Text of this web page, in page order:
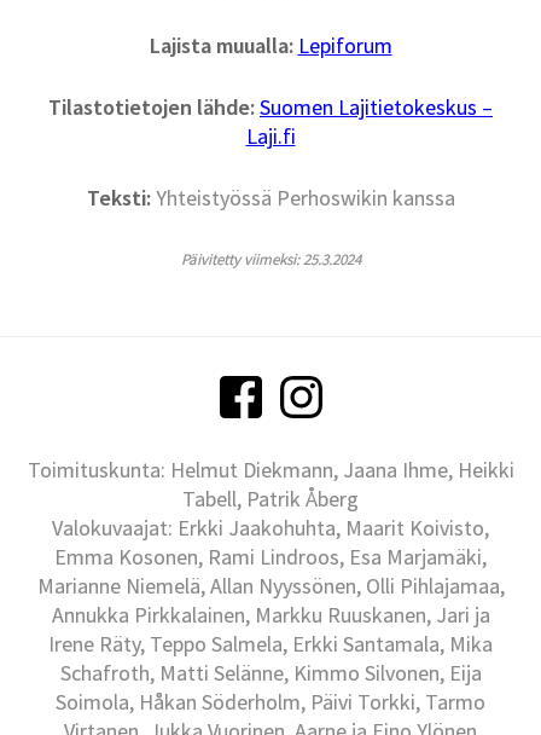
Lajista muualla: Lepiforum
Tilastotietojen lähde:Suomen Lajitietokeskus –
Laji.fi
Teksti:Yhteistyössä Perhoswikin kanssa
Päivitetty viimeksi: 25.3.2024
Toimituskunta: Helmut Diekmann, Jaana Ihme, Heikki
Tabell, Patrik Åberg
Valokuvaajat: Erkki Jaakohuhta, Maarit Koivisto,
Emma Kosonen, Rami Lindroos, Esa Marjamäki,
Marianne Niemelä, Allan Nyyssönen, Olli Pihlajamaa,
Annukka Pirkkalainen, Markku Ruuskanen, Jari ja
Irene Räty, Teppo Salmela, Erkki Santamala, Mika
Schafroth, Matti Selänne, Kimmo Silvonen, Eija
Soimola, Håkan Söderholm, Päivi Torkki, Tarmo